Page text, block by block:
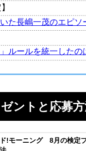
た長嶋一茂のエピソ
」ルールを統一したの
ントと応募
!モーニング 8月の検定